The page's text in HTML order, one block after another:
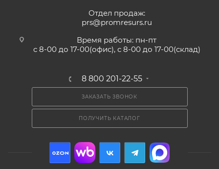
Отдел продаж:
prs@promresurs.ru
Время работы: пн-пт
с 8-00 до 17-00(офис), с 8-00 до 17-00(склад)
8 800 201-22-55
ЗАКАЗАТЬ ЗВОНОК
ПОЛУЧИТЬ КАТАЛОГ